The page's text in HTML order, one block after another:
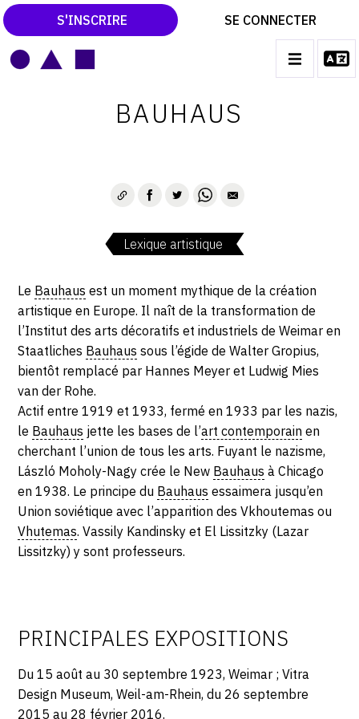
S'INSCRIRE SE CONNECTER
CATALOGUES RAISONNÉS
LES VERNISSAGES
ACTUALITÉS DU MONDE DE L'ART
LEXIQUE ARTISTIQUE
SERVICES
CRÉER SON CATALOGUE RAISONNÉ
ABONNEMENTS DÉDIÉS AUX GALERISTES
CRÉER SON SITE ARTISTE
CRÉER SON CATALOGUE D'EXPO
PUBLIER SES EXPOSITIONS
À PROPOS
L'ÉQUIPE OAM
À PROPOS D'OAM
BAUHAUS
Lexique artistique
Le Bauhaus est un moment mythique de la création
artistique en Europe. Il naît de la transformation de
l’Institut des arts décoratifs et industriels de Weimar en
Staatliches Bauhaus sous l’égide de Walter Gropius,
bientôt remplacé par Hannes Meyer et Ludwig Mies
van der Rohe.
Actif entre 1919 et 1933, fermé en 1933 par les nazis,
le Bauhaus jette les bases de l’art contemporain en
cherchant l’union de tous les arts. Fuyant le nazisme,
László Moholy-Nagy crée le New Bauhaus à Chicago
en 1938. Le principe du Bauhaus essaimera jusqu’en
Union soviétique avec l’apparition des Vkhoutemas ou
Vhutemas. Vassily Kandinsky et El Lissitzky (Lazar
Lissitzky) y sont professeurs.
PRINCIPALES EXPOSITIONS
Du 15 août au 30 septembre 1923, Weimar ; Vitra
Design Museum, Weil-am-Rhein, du 26 septembre
2015 au 28 février 2016.